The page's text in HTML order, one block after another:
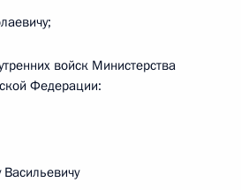
войск Министерства
Федерации: